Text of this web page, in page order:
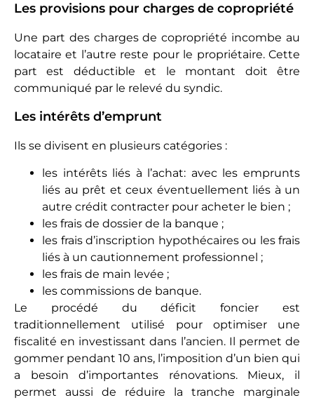
valeur de son bien chaque année : ou
la possibilité de fractionner les grosses
dépenses pour les déduire en plusieurs
années.
Le contribuable est donc libre d’imputer à son
revenu locatif chaque année les dépenses
s’affairant à sa gestion locative, semblables à celles
qu’il aurait pu déduire sous le régime de la location
l’amortissement fractionné des équipements
propres à la location meublée.
Prenons des exemples concrets : une cuisine
équipée ayant coûté 10 000 euros, peut s’amortir
fiscalement sur 10 ans, à raison d’une déduction de
2 000 euros par an. Il en va de même pour une
réfection de toiture, pouvant laisser espérer des
déductions de 1 000 euros par an durant 30 ans,
pour un coût de 30 000 euros. Le coût de telles
dépenses se préparant en amont d’un projet
immobilier, sera de plus financé par la banque (il
viendra s’ajouter au prix du bien). Le contribuable
bénéficie donc de réductions fiscales encore grâce